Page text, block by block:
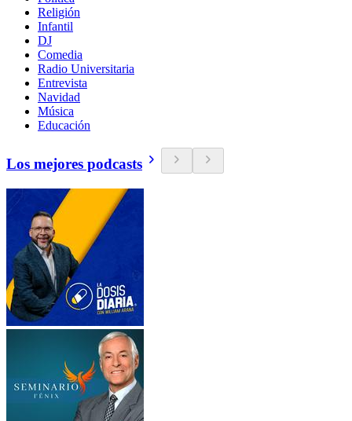
Religión
Infantil
DJ
Comedia
Radio Universitaria
Entrevista
Navidad
Música
Educación
Los mejores podcasts